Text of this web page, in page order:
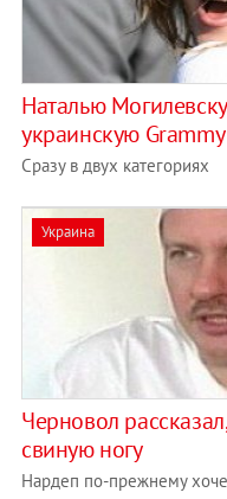
Наталью
украинскую Grammy
Сразу в двух категориях
Украина
Черновол
свиную ногу
Нардеп по-прежнему